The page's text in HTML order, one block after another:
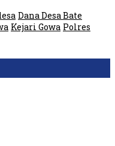
Dana Desa Bate
Kejari Gowa Polres